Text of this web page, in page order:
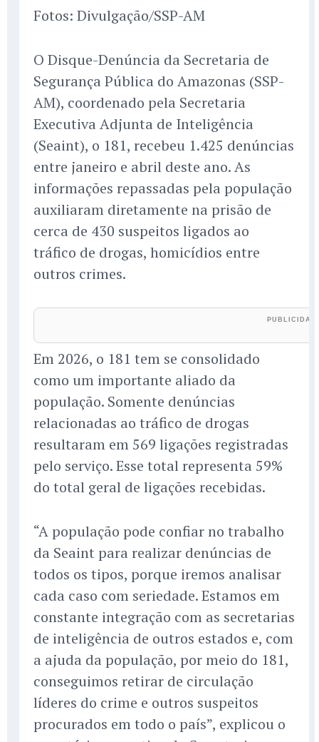
Fotos: Divulgação/SSP-AM
O Disque-Denúncia da Secretaria de
Segurança Pública do Amazonas (SSP-
AM), coordenado pela Secretaria
Executiva Adjunta de Inteligência
(Seaint), o 181, recebeu 1.425 denúncias
entre janeiro e abril deste ano. As
informações repassadas pela população
auxiliaram diretamente na prisão de
cerca de 430 suspeitos ligados ao
tráfico de drogas, homicídios entre
outros crimes.
Em 2026, o 181 tem se consolidado
como um importante aliado da
população. Somente denúncias
relacionadas ao tráfico de drogas
resultaram em 569 ligações registradas
pelo serviço. Esse total representa 59%
do total geral de ligações recebidas.
“A população pode confiar no trabalho
da Seaint para realizar denúncias de
todos os tipos, porque iremos analisar
cada caso com seriedade. Estamos em
constante integração com as secretarias
de inteligência de outros estados e, com
a ajuda da população, por meio do 181,
conseguimos retirar de circulação
líderes do crime e outros suspeitos
procurados em todo o país”, explicou o